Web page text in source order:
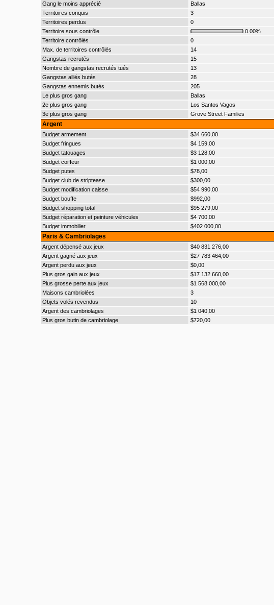
Gang le moins apprécié
Ballas
Territoires conquis
3
Territoires perdus
0
Territoire sous contrôle
0.00%
Territoire contrôlés
0
Max. de territoires contrôlés
14
Gangstas recrutés
15
Nombre de gangstas recrutés tués
13
Gangstas alliés butés
28
Gangstas ennemis butés
205
Le plus gros gang
Ballas
2e plus gros gang
Los Santos Vagos
3e plus gros gang
Grove Street Families
Argent
Budget armement
$34 660,00
Budget fringues
$4 159,00
Budget tatouages
$3 128,00
Budget coiffeur
$1 000,00
Budget putes
$78,00
Budget club de striptease
$300,00
Budget modification caisse
$54 990,00
Budget bouffe
$992,00
Budget shopping total
$95 279,00
Budget réparation et peinture véhicules
$4 700,00
Budget immobilier
$402 000,00
Paris & Cambriolages
Argent dépensé aux jeux
$40 831 276,00
Argent gagné aux jeux
$27 783 464,00
Argent perdu aux jeux
$0,00
Plus gros gain aux jeux
$17 132 660,00
Plus grosse perte aux jeux
$1 568 000,00
Maisons cambriolées
3
Objets volés revendus
10
Argent des cambriolages
$1 040,00
Plus gros butin de cambriolage
$720,00